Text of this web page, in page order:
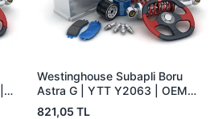
Westinghouse Subapli Boru
Astra G | YTT Y2063 | OEM
564611
821,05 TL